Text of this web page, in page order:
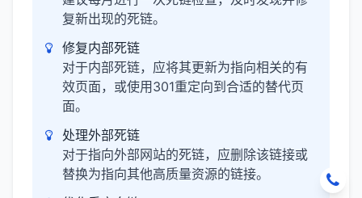
复新出现的死链。
修复内部死链
对于内部死链，应将其更新为指向相关的有
效页面，或使用301重定向到合适的替代页
面。
处理外部死链
对于指向外部网站的死链，应删除该链接或
替换为指向其他高质量资源的链接。